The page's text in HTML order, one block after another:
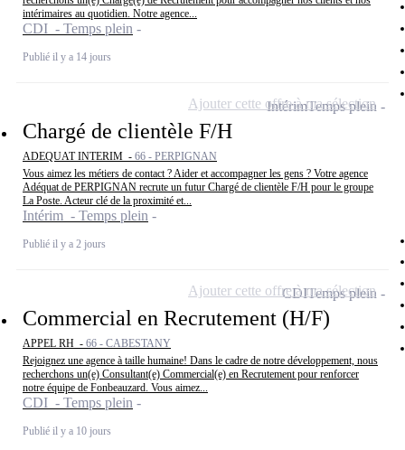
intérimaires au quotidien. Notre agence...
CDI - Temps plein
Publié il y a 14 jours
Chargé de clientèle F/H
ADEQUAT INTERIM - 66 - PERPIGNAN
Vous aimez les métiers de contact ? Aider et accompagner les gens ? Votre agence
Adéquat de PERPIGNAN recrute un futur Chargé de clientèle F/H pour le groupe
La Poste. Acteur clé de la proximité et...
Intérim - Temps plein
Publié il y a 2 jours
IntérimTemps plein
Ajouter cette offre à ma sélection
Commercial en Recrutement (H/F)
APPEL RH - 66 - CABESTANY
Rejoignez une agence à taille humaine! Dans le cadre de notre développement, nous
recherchons un(e) Consultant(e) Commercial(e) en Recrutement pour renforcer
notre équipe de Fonbeauzard. Vous aimez...
CDI - Temps plein
Publié il y a 10 jours
CDITemps plein
Ajouter cette offre à ma sélection